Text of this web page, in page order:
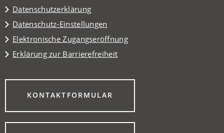
Datenschutzerklärung
Datenschutz-Einstellungen
Elektronische Zugangseröffnung
Erklärung zur Barrierefreiheit
KONTAKTFORMULAR
(ÖFFNET
EINEM
NEUEN